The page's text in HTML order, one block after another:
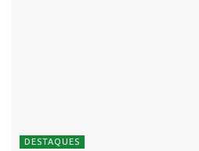
DESTAQUES